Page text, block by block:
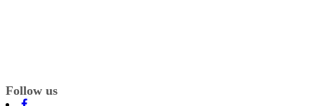
Follow us